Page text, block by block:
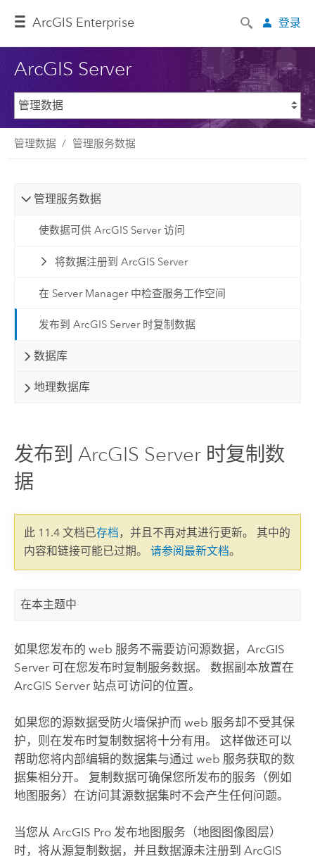
ArcGIS Enterprise 登录
ArcGIS Server
管理数据 管理服务数据
管理服务数据
使数据可供 ArcGIS Server 访问
将数据注册到 ArcGIS Server
在 Server Manager 中检查服务工作空间
发布到 ArcGIS Server 时复制数据
数据库
地理数据库
发布到 ArcGIS Server 时复制数
据
此 11.4 文档已存档，并且不再对其进行更新。 其中的
内容和链接可能已过期。 请参阅最新文档。
在本主题中
如果您发布的 web 服务不需要访问源数据， ArcGIS
Server可在您发布时复制服务数据。 数据副本放置在
ArcGIS Server站点可访问的位置。
如果您的源数据受防火墙保护而 web 服务却不受其保
护，则在发布时复制数据将十分有用。 这样做还可以
帮助您将内部编辑的数据集与通过 web 服务获取的数
据集相分开。 复制数据可确保您所发布的服务（例如
地图服务）在访问其源数据集时不会产生任何问题。
当您从 ArcGIS Pro发布地图服务（地图图像图层）
时，将从源复制数据，并且数据源未注册到 ArcGIS